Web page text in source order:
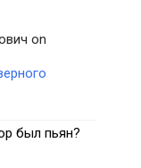
on
был пьян?